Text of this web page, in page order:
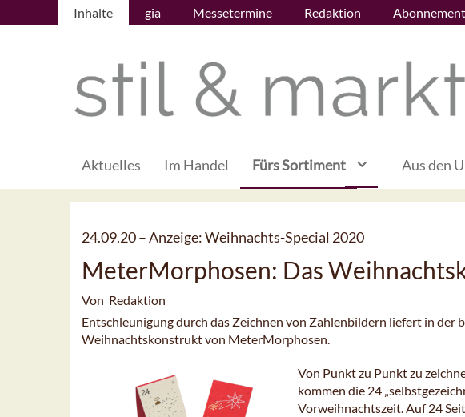
Inhalte gia Messetermine Redaktion Abonnement
Aktuelles Im Handel Fürs Sortiment Aus den
24.09.20 –Anzeige: Weihnachts-Special 2020
MeterMorphosen: Das
Von Redaktion
Entschleunigung durch das Zeichnen von Zahlenbildern liefert in der
Weihnachtskonstrukt von MeterMorphosen.
Von Punkt zu Punkt zu
kommen die 24
Vorweihnachtszeit. Auf 24